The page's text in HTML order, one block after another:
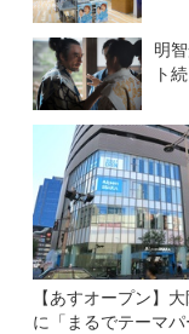
明
ト
【あすオープン】
に「まるでテーマパ